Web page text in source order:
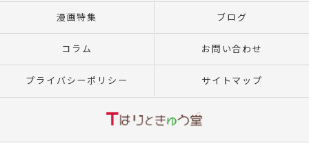
漫画特集 ブログ
コラム お問い合わせ
プライバシーポリシー サイトマップ